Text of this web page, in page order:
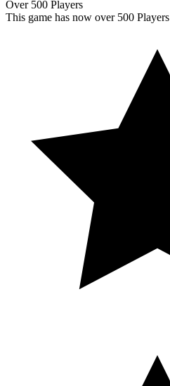
Over 500 Players
This game has now over 500 Players